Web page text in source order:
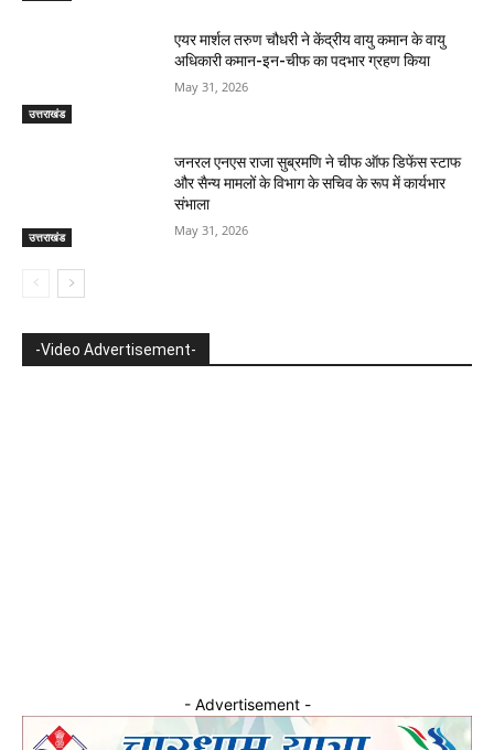
उत्तराखंड
एयर मार्शल तरुण चौधरी ने केंद्रीय वायु कमान के वायु
अधिकारी कमान-इन-चीफ का पदभार ग्रहण किया
May 31, 2026
उत्तराखंड
जनरल एनएस राजा सुब्रमणि ने चीफ ऑफ डिफेंस स्टाफ
और सैन्य मामलों के विभाग के सचिव के रूप में कार्यभार
संभाला
May 31, 2026
-Video Advertisement-
- Advertisement -